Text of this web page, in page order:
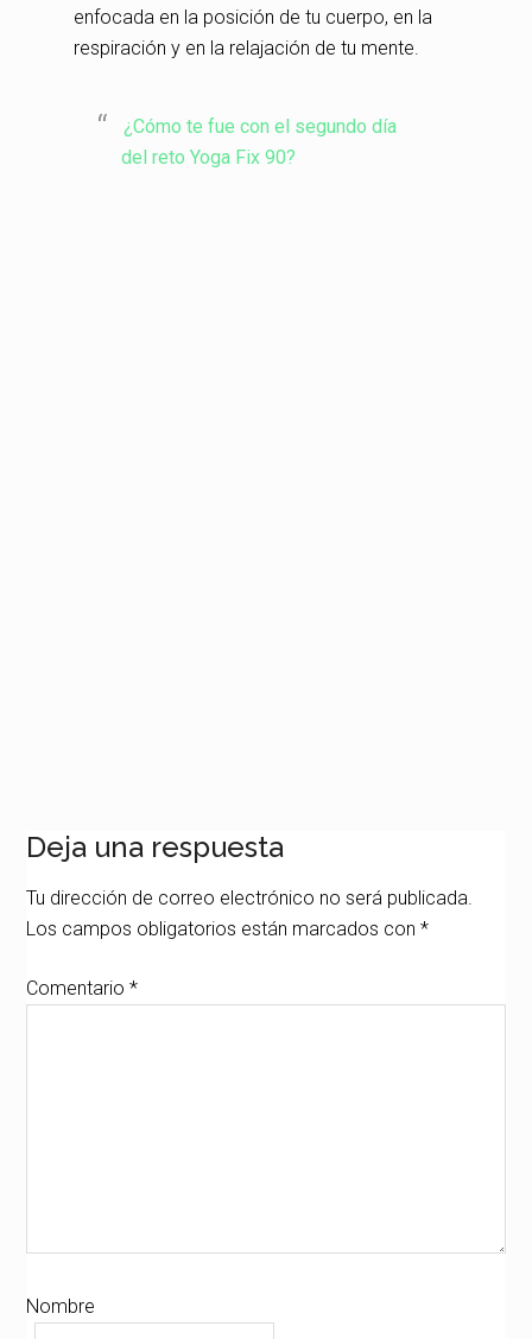
enfocada en la posición de tu cuerpo, en la
respiración y en la relajación de tu mente.
¿Cómo te fue con el segundo día
del reto Yoga Fix 90?
Interacciones
con
los
Deja una respuesta
Tu dirección de correo electrónico no será publicada.
Los campos obligatorios están marcados con*
Comentario*
Nombre